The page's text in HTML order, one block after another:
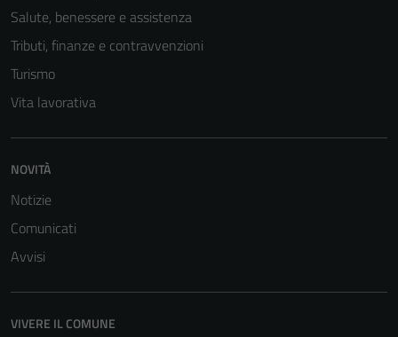
Salute, benessere e assistenza
Tributi, finanze e contravvenzioni
Turismo
Vita lavorativa
NOVITÀ
Notizie
Comunicati
Avvisi
VIVERE IL COMUNE